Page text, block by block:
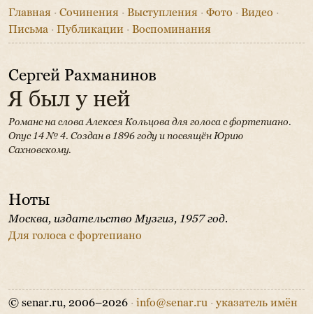
Главная · Сочинения · Выступления · Фото · Видео ·
Письма · Публикации · Воспоминания
Сергей Рахманинов
Я был у ней
Романс на слова Алексея Кольцова для голоса с фортепиано.
Опус 14 № 4. Создан в 1896 году и посвящён Юрию
Сахновскому.
Ноты
Москва, издательство Музгиз, 1957 год.
Для голоса с фортепиано
© senar.ru, 2006–2026 · info@senar.ru · указатель имён